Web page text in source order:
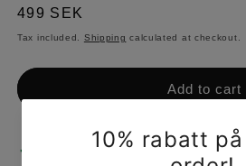
Regular
price
499 SEK
Tax included. Shipping calculated at checkout.
Add to cart
Pickup available atORMINGEPLAN 3